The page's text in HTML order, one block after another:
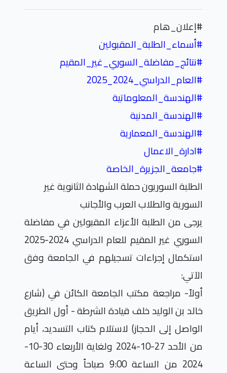
#إعلان_هام
#أسماء_الطلبة_المقبولين
#نتائج_مفاضلة_السوري_غير_المقيم
#العام_الدراسي_2024_2025
#الهندسة_المعلوماتية
#الهندسة_المدنية
#الهندسة_المعمارية
#ادارة_الاعمال
#جامعة_الجزيرة_الخاصة
الطلبة السوريون حملة الشهادة الثانوية غير
السورية والطلاب العرب والأجانب
يرجى من الطلبة الأعزاء المقبولين في مفاضلة
السوري غير المقيم للعام الدراسي 2024-2025
استكمال إجراءات تسجيلهم في الجامعة وفق
الآتي:
أولاً- مراجعة مكتب الجامعة الكائن في (شارع
خالد بن الوليد خلف قيادة الشرطة - أول الطريق
الواصل إلى الحجاز) لاستلام كتاب التسديد، أيام
من الأحد 27-10-2024 ولغاية الأربعاء 30-10-
2024 من الساعة 9:00 صباحاً وحتى الساعة